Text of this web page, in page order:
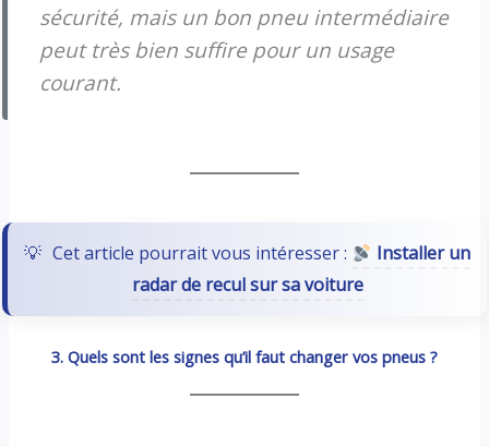
sécurité, mais un bon pneu intermédiaire
peut très bien suffire pour un usage
courant.
Cet article pourrait vous intéresser :
Installer un
radar de recul sur sa voiture
3. Quels sont les signes qu’il faut changer vos pneus ?